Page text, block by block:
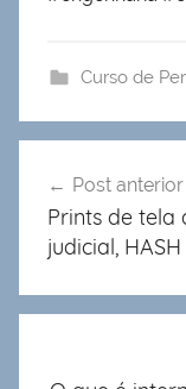
Curso de
de
Post
Post anterior
Prints de
judicial,